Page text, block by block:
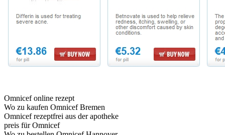
Omnicef online rezept
Wo zu kaufen Omnicef Bremen
Omnicef rezeptfrei aus der apotheke
preis für Omnicef